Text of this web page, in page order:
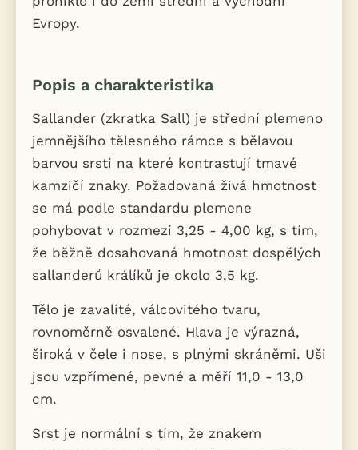
Evropy.
Popis a charakteristika
Sallander (zkratka Sall) je střední plemeno
jemnějšího tělesného rámce s bělavou
barvou srsti na které kontrastují tmavé
kamzičí znaky. Požadovaná živá hmotnost
se má podle standardu plemene
pohybovat v rozmezí 3,25 - 4,00 kg, s tím,
že běžně dosahovaná hmotnost dospělých
sallanderů králíků je okolo 3,5 kg.
Tělo je zavalité, válcovitého tvaru,
rovnoměrně osvalené. Hlava je výrazná,
široká v čele i nose, s plnými skráněmi. Uši
jsou vzpřímené, pevné a měří 11,0 - 13,0
cm.
Srst je normální s tím, že znakem